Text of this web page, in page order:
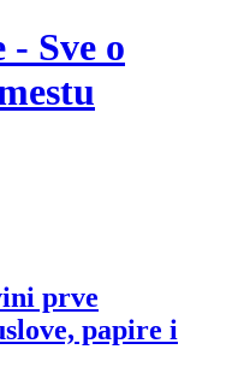
Sve o
prve
papire i